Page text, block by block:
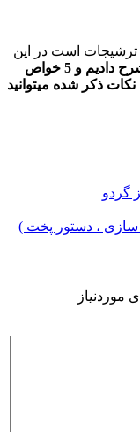
ترشیجات است در این
مقاله طرز تهیه ترشی گردو را به دو روش شرح دادیم و 5 خواص
ذکر شده میتوانید
گردو
سازی ، دستور پخت )
موردنیاز